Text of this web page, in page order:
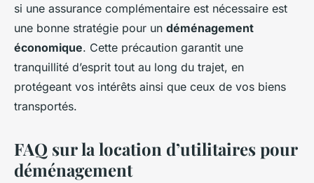
si une assurance complémentaire est nécessaire est
une bonne stratégie pour un déménagement
économique. Cette précaution garantit une
tranquillité d’esprit tout au long du trajet, en
protégeant vos intérêts ainsi que ceux de vos biens
transportés.
FAQ sur la location d’utilitaires pour
déménagement